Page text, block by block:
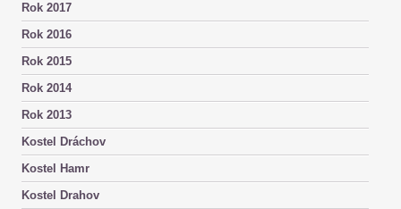
Rok 2017
Rok 2016
Rok 2015
Rok 2014
Rok 2013
Kostel Dráchov
Kostel Hamr
Kostel Drahov